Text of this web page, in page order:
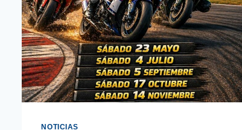
CIRCUITO
DE
SA
COMA
Y
PREMIOS
FBM
2025
NOTICIAS